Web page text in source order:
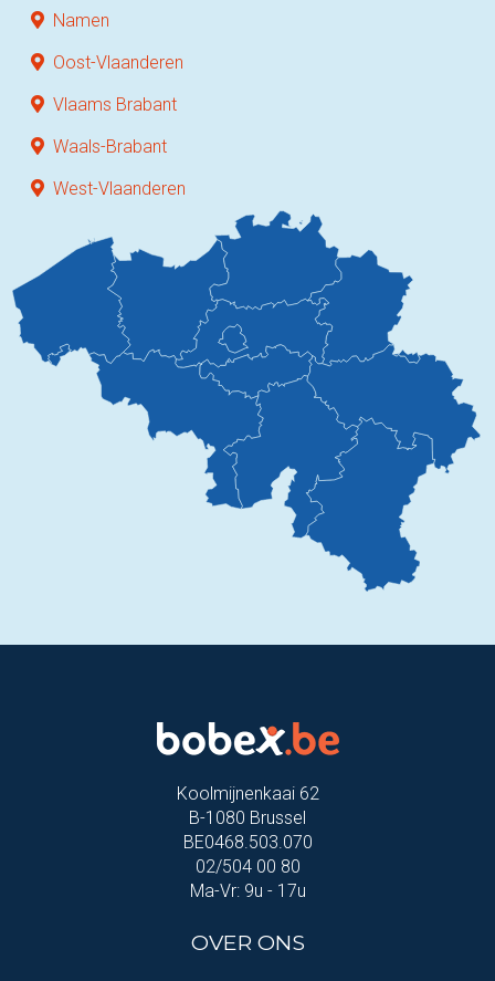
Namen
Oost-Vlaanderen
Vlaams Brabant
Waals-Brabant
West-Vlaanderen
Koolmijnenkaai 62
B-1080 Brussel
BE0468.503.070
02/504 00 80
Ma-Vr: 9u - 17u
OVER ONS